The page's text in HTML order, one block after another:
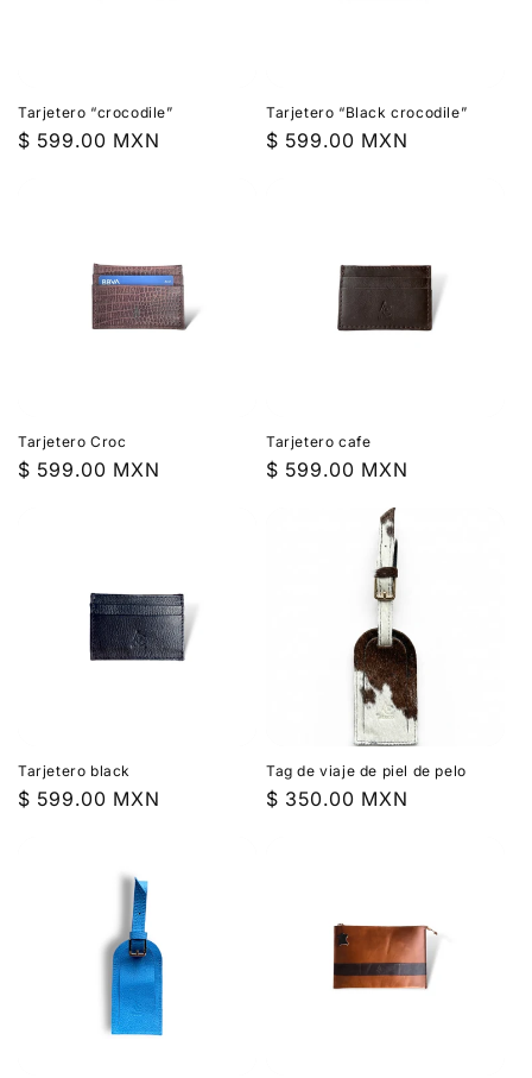
Tarjetero “crocodile”
Precio
$ 599.00 MXN
Tarjetero “Black crocodile”
Precio
$ 599.00 MXN
Tarjetero Croc
Precio
$ 599.00 MXN
Tarjetero cafe
Precio
$ 599.00 MXN
Tarjetero black
Precio
$ 599.00 MXN
Tag de viaje de piel de pelo
Precio
$ 350.00 MXN